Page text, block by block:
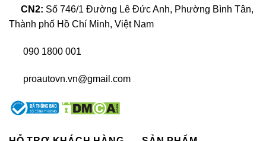
CN2: Số 746/1 Đường Lê Đức Anh, Phường Bình Tân,
Thành phố Hồ Chí Minh, Việt Nam
090 1800 001
proautovn.vn@gmail.com